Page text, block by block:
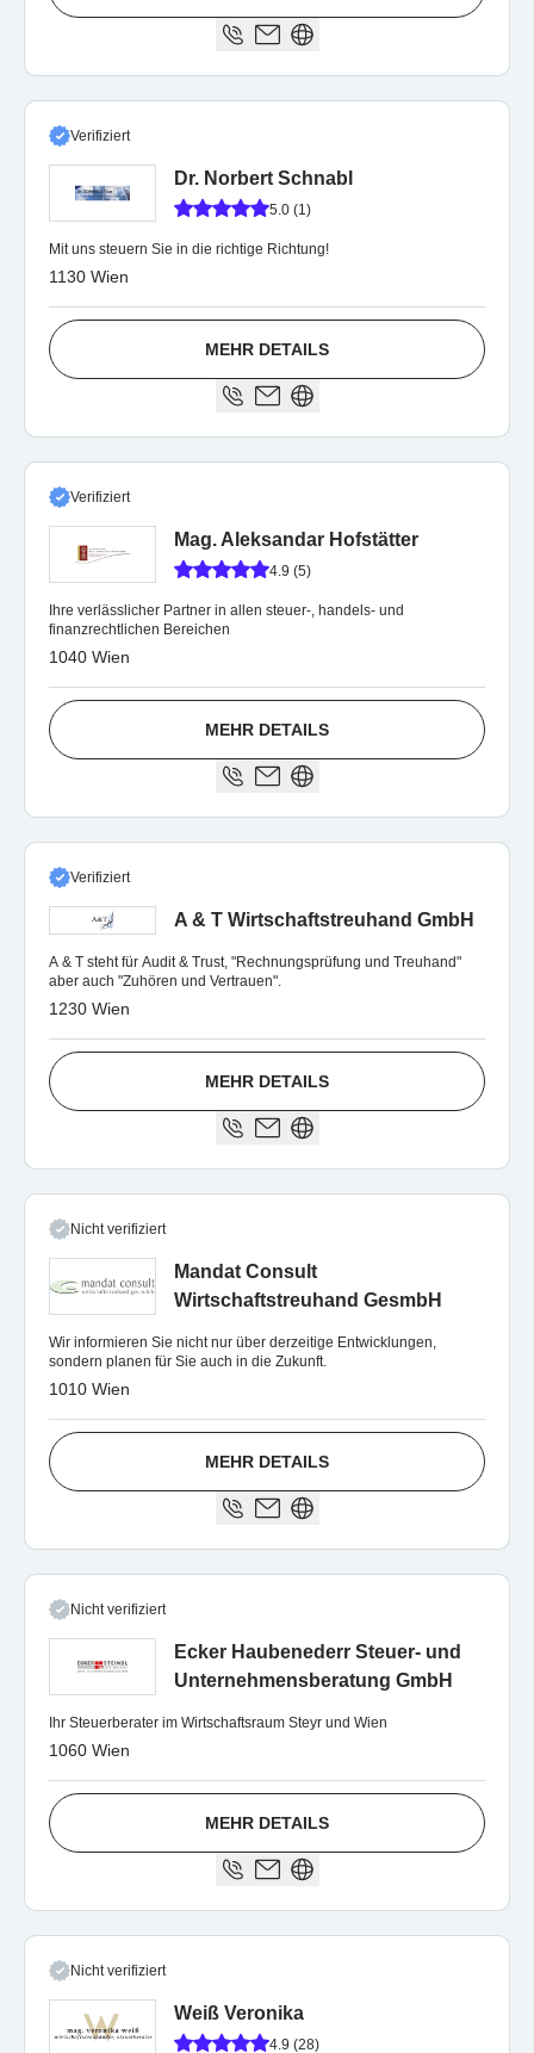
Verifiziert
Dr. Norbert Schnabl
5.0 (1)
Mit uns steuern Sie in die richtige Richtung!
1130 Wien
MEHR DETAILS
Verifiziert
Mag. Aleksandar Hofstätter
4.9 (5)
Ihre verlässlicher Partner in allen steuer-, handels- und
finanzrechtlichen Bereichen
1040 Wien
MEHR DETAILS
Verifiziert
A & T Wirtschaftstreuhand GmbH
A & T steht für Audit & Trust, "Rechnungsprüfung und Treuhand"
aber auch "Zuhören und Vertrauen".
1230 Wien
MEHR DETAILS
Nicht verifiziert
Mandat Consult
Wirtschaftstreuhand GesmbH
Wir informieren Sie nicht nur über derzeitige Entwicklungen,
sondern planen für Sie auch in die Zukunft.
1010 Wien
MEHR DETAILS
Nicht verifiziert
Ecker Haubenederr Steuer- und
Unternehmensberatung GmbH
Ihr Steuerberater im Wirtschaftsraum Steyr und Wien
1060 Wien
MEHR DETAILS
Nicht verifiziert
Weiß Veronika
4.9 (28)